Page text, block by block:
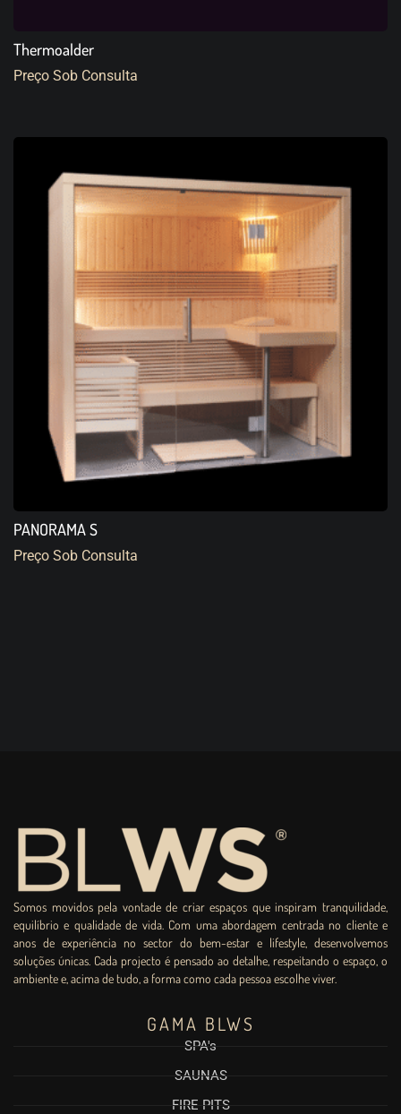
Thermoalder
Preço Sob Consulta
PANORAMA S
Preço Sob Consulta
Somos movidos pela vontade de criar espaços que inspiram tranquilidade,
equilíbrio e qualidade de vida. Com uma abordagem centrada no cliente e
anos de experiência no sector do bem-estar e lifestyle, desenvolvemos
soluções únicas. Cada projecto é pensado ao detalhe, respeitando o espaço, o
ambiente e, acima de tudo, a forma como cada pessoa escolhe viver.
GAMA BLWS
SPA's
SAUNAS
FIRE PITS